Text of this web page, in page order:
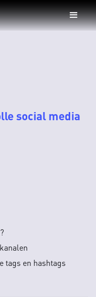
social media
tags en hashtags